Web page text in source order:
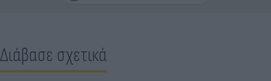
Διάβασε σχετικά